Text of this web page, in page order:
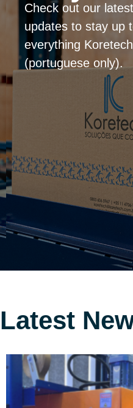
Check out our
updates to stay up
everything
(portuguese only).
Latest